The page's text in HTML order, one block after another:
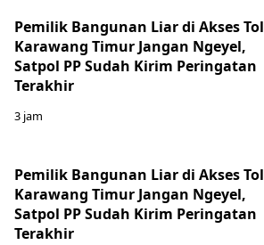
Pemilik Bangunan Liar di Akses Tol
Karawang Timur Jangan Ngeyel,
Satpol PP Sudah Kirim Peringatan
Terakhir
3 jam
Pemilik Bangunan Liar di Akses Tol
Karawang Timur Jangan Ngeyel,
Satpol PP Sudah Kirim Peringatan
Terakhir